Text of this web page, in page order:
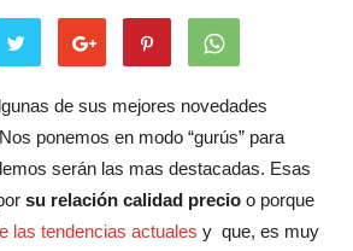
de sus mejores novedades
ponemos en modo “gurús” para
serán las mas destacadas. Esas
su relación calidad precio o porque
las tendencias actuales y que, es muy